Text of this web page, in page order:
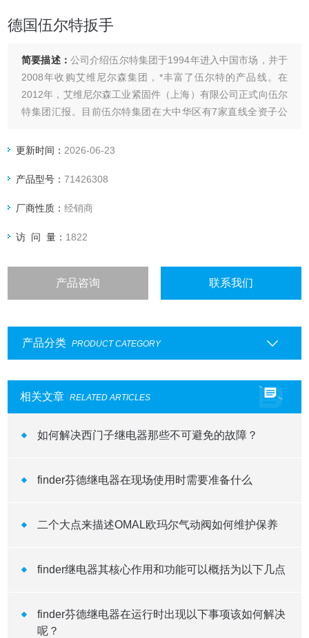
德国伍尔特扳手
简要描述： 公司介绍伍尔特集团于1994年进入中国市场，并于
2008年收购艾维尼尔森集团，*丰富了伍尔特的产品线。在
2012年，艾维尼尔森工业紧固件（上海）有限公司正式向伍尔
特集团汇报。目前伍尔特集团在大中华区有7家直线全资子公
限公司、伍尔特（广州）贸易有限公司、伍尔特（重庆）五金
扳手
更新时间： 2026-06-23
产品型号：71426308
厂商性质：经销商
访 问 量： 1822
产品咨询 联系我们
产品分类 PRODUCT CATEGORY
相关文章 RELATED ARTICLES
如何解决西门子继电器那些不可避免的故障？
finder芬德继电器在现场使用时需要准备什么
二个大点来描述OMAL欧玛尔气动阀如何维护保养
finder继电器其核心作用和功能可以概括为以下几点
finder芬德继电器在运行时出现以下事项该如何解决
呢？